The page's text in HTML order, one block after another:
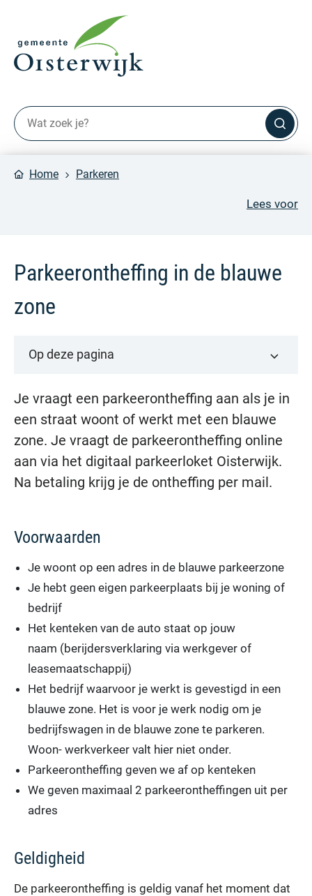
Home Parkeren
Lees voor
Parkeerontheffing in de blauwe
zone
Je vraagt een parkeerontheffing aan als je in
een straat woont of werkt met een blauwe
zone. Je vraagt de parkeerontheffing online
aan via het digitaal parkeerloket Oisterwijk.
Na betaling krijg je de ontheffing per mail.
Voorwaarden
Je woont op een adres in de blauwe parkeerzone
Je hebt geen eigen parkeerplaats bij je woning of
bedrijf
Het kenteken van de auto staat op jouw
naam (berijdersverklaring via werkgever of
leasemaatschappij)
Het bedrijf waarvoor je werkt is gevestigd in een
blauwe zone. Het is voor je werk nodig om je
bedrijfswagen in de blauwe zone te parkeren.
Woon- werkverkeer valt hier niet onder.
Parkeerontheffing geven we af op kenteken
We geven maximaal 2 parkeerontheffingen uit per
adres
Geldigheid
De parkeerontheffing is geldig vanaf het moment dat
Op deze pagina